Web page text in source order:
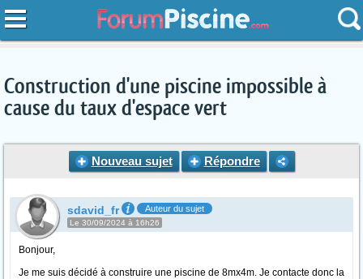
Construction d'une piscine impossible à
cause du taux d'espace vert
Nouveau sujet Répondre
sdavid_fr Auteur du sujet
Le 30/09/2024 à 16h26
Bonjour,
Je me suis décidé à construire une piscine de 8mx4m. Je contacte donc la